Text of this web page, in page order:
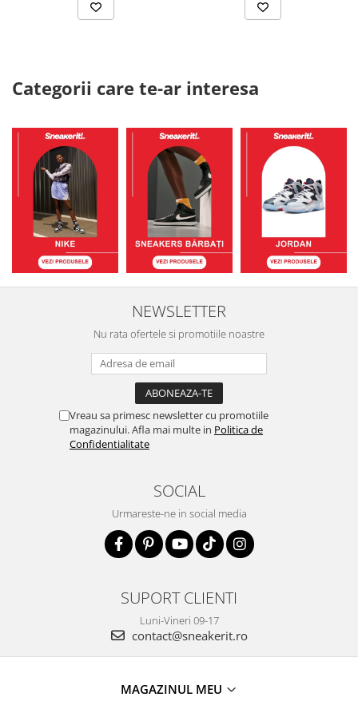
Categorii care te-ar interesa
NEWSLETTER
Nu rata ofertele si promotiile noastre
Vreau sa primesc newsletter cu promotiile
magazinului. Afla mai multe in Politica de
Confidentialitate
SOCIAL
Urmareste-ne in social media
SUPORT CLIENTI
Luni-Vineri 09-17
contact@sneakerit.ro
MAGAZINUL MEU